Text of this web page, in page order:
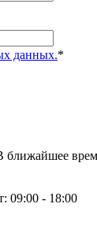
данных.*
09:00 - 18:00